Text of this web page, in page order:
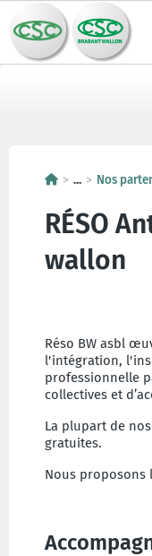
... Nos
RÉSO
wallon
Réso BW asbl
l'intégration,
professionnelle
collectives et
La plupart de
gratuites.
Nous proposons